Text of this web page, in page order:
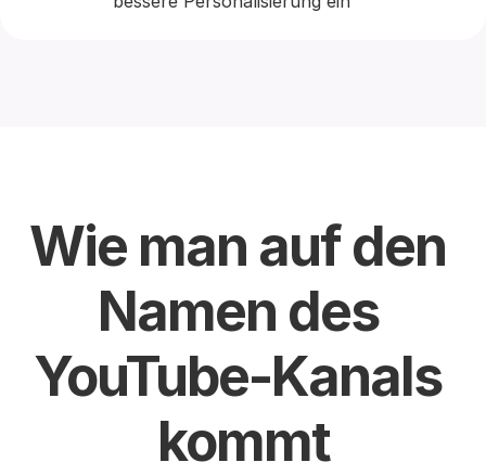
Wie man auf den
Namen des
YouTube-Kanals
kommt